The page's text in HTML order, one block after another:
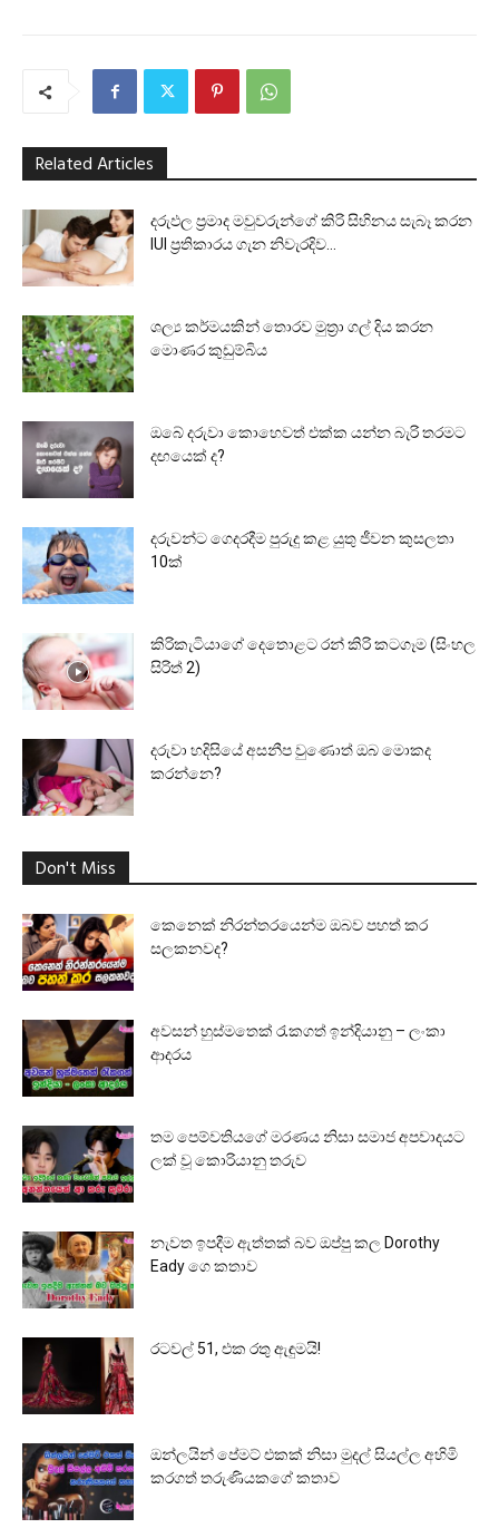
Related Articles
දරුඵල ප්‍රමාද මවුවරුන්ගේ කිරි සිහිනය සැබෑ කරන
IUI ප්‍රතිකාරය ගැන නිවැරදිව...
ශල්‍ය කර්මයකින් තොරව මුත්‍රා ගල් දිය කරන
මොණර කුඩුම්බිය
ඔබේ දරුවා කොහෙවත් එක්ක යන්න බැරි තරමට
දඟයෙක් ද?
දරුවන්ට ගෙදරදීම පුරුදු කළ යුතු ජීවන කුසලතා
10ක්
කිරිකැටියාගේ දෙතොළට රන් කිරි කටගෑම (සිංහල
සිරිත් 2)
දරුවා හදිසියේ අසනීප වුණොත් ඔබ මොකද
කරන්නෙ?
Don't Miss
කෙනෙක් නිරන්තරයෙන්ම ඔබව පහත් කර
සලකනවද?
අවසන් හුස්මතෙක් රැකගත් ඉන්දියානු – ලංකා
ආදරය
තම පෙම්වතියගේ මරණය නිසා සමාජ අපවාදයට
ලක් වූ කොරියානු තරුව
නැවත ඉපදීම ඇත්තක් බව ඔප්පු කල Dorothy
Eady ගෙ කතාව
රටවල් 51, එක රතු ඇඳුමයි!
ඔන්ලයින් පේමට් එකක් නිසා මුදල් සියල්ල අහිමි
කරගත් තරුණියකගේ කතාව